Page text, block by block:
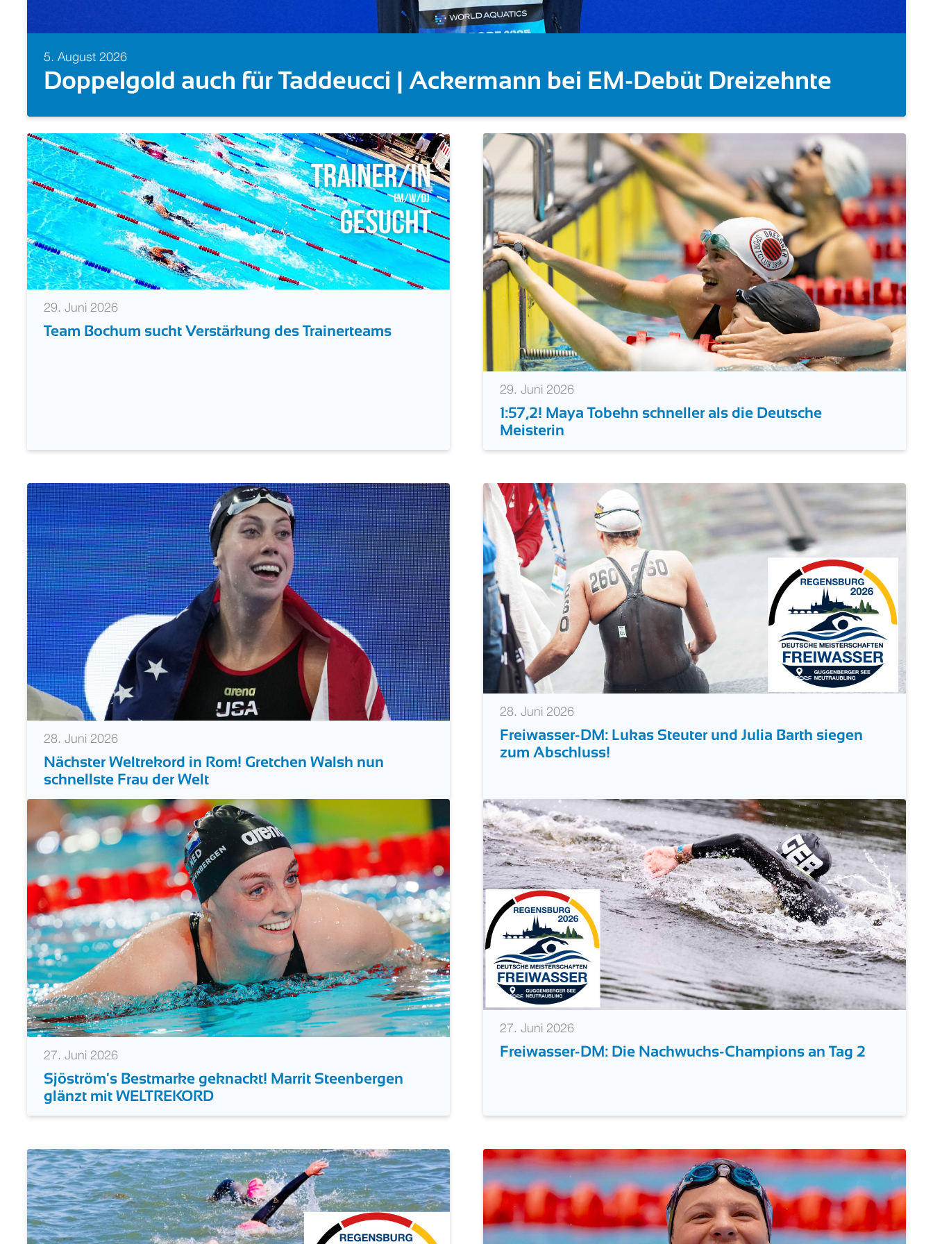
5. August 2026
Zweites GOLD! Florian Wellbrock überragt auch über 5km!
29. Juni 2026
Team Bochum sucht Verstärkung des Trainerteams
29. Juni 2026
1:57,2! Maya Tobehn schneller als die Deutsche
Meisterin
28. Juni 2026
Nächster Weltrekord in Rom! Gretchen Walsh nun
schnellste Frau der Welt
28. Juni 2026
Freiwasser-DM: Lukas Steuter und Julia Barth siegen
zum Abschluss!
27. Juni 2026
Sjöström's Bestmarke geknackt! Marrit Steenbergen
glänzt mit WELTREKORD
27. Juni 2026
Freiwasser-DM: Die Nachwuchs-Champions an Tag 2